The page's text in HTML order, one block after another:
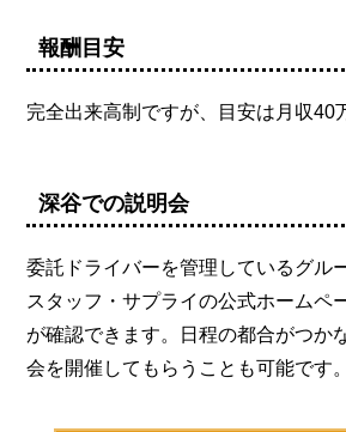
報酬目安
完全出来高制ですが、目安は月収40
深谷での説明会
委託ドライバーを管理しているグル
スタッフ・サプライの公式ホームペ
が確認できます。日程の都合がつか
会を開催してもらうことも可能です。